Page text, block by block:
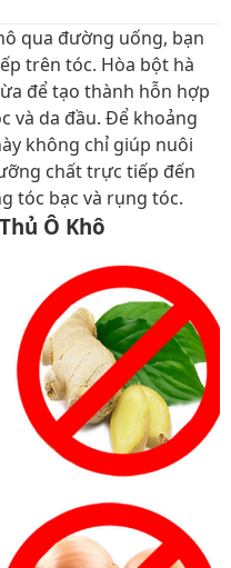
qua đường uống, bạn
trên tóc. Hòa bột hà
để tạo thành hỗn hợp
và da đầu. Để khoảng
không chỉ giúp nuôi
chất trực tiếp đến
tóc bạc và rụng tóc.
Ô Khô